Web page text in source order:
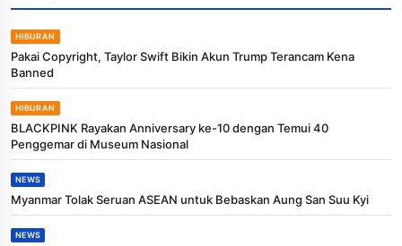
HIBURAN
Pakai Copyright, Taylor Swift Bikin Akun Trump Terancam Kena
Banned
HIBURAN
BLACKPINK Rayakan Anniversary ke-10 dengan Temui 40
Penggemar di Museum Nasional
NEWS
Myanmar Tolak Seruan ASEAN untuk Bebaskan Aung San Suu Kyi
NEWS